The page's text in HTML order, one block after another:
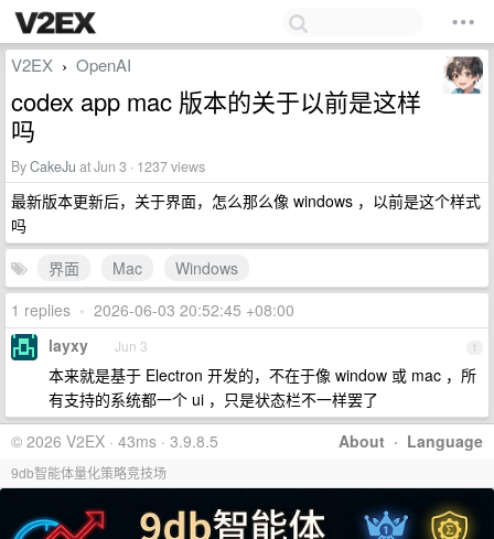
V2EX › OpenAI
codex app mac 版本的关于以前是这样
吗
ByCakeJu at Jun 3 · 1237 views
最新版本更新后，关于界面，怎么那么像 windows ，以前是这个样式
吗
界面
Mac
Windows
1 replies • 2026-06-03 20:52:45 +08:00
1
layxy Jun 3
本来就是基于 Electron 开发的，不在于像 window 或 mac ，所
有支持的系统都一个 ui ，只是状态栏不一样罢了
About · Language
© 2026 V2EX · 43ms · 3.9.8.5
9db智能体量化策略竞技场